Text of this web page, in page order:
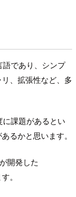
であり、シンプ
、拡張性など、多
課題があるとい
るかと思います。
開発した
。